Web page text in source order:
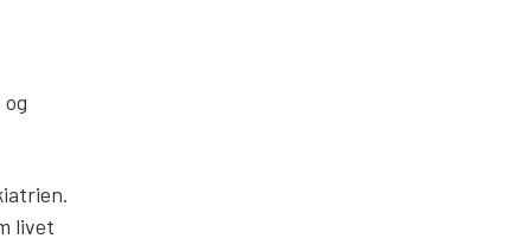
livet